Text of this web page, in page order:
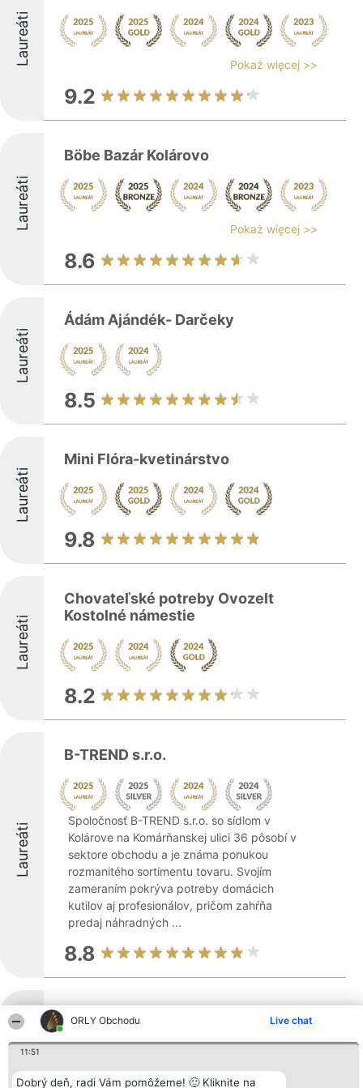
ORLY Obchodu Live chat
11:51
Dobrý deň, radi Vám pomôžeme! 🙂 Kliknite na
Laureáti Pokaż więcej >>
9.2
Laureáti
Böbe Bazár Kolárovo
Pokaż więcej >>
8.6
Laureáti
Ádám Ajándék- Darčeky
8.5
Laureáti
Mini Flóra-kvetinárstvo
9.8
Laureáti
Chovateľské potreby Ovozelt
Kostolné námestie
8.2
Laureáti
B-TREND s.r.o.
Spoločnosť B-TREND s.r.o. so sídlom v
Kolárove na Komárňanskej ulici 36 pôsobí v
sektore obchodu a je známa ponukou
rozmanitého sortimentu tovaru. Svojím
zameraním pokrýva potreby domácich
kutilov aj profesionálov, pričom zahŕňa
predaj náhradných ...
8.8